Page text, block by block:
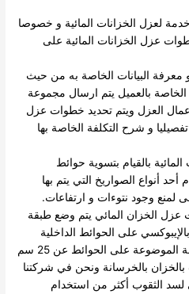
لعزل الخزانات المائية و خصوصا
عزل الخزانات المائية على
و معرفة البيانات الخاصة به من حيث
الخاصة بالعميل يتم ارسال مجموعة
العزل ويتم تحديد خطوات عزل
و شرح التكلفة الخاصة بها
بالقيام بتسوية حوائط
أحد أنواع الصواريخ التي يتم بها
لمنع وجود نتوءات و ارتفاعات.
عزل الخزان المائي يتم وضع طبقة
على الحوائط الداخلية
بالكامل على ألا تقل الطبقة الموضوعة على الحوائط عن 25 سم
بالخرسانة ونحن في شركتنا
الثقوب أكثر من استخدام